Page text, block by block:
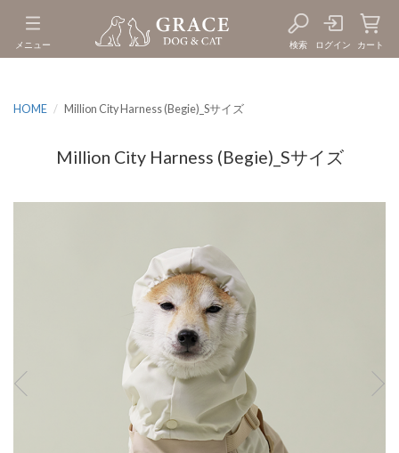
検索 ログイン カート
メニュー
HOME Million City Harness (Begie)_Sサイズ
Million City Harness (Begie)_Sサイズ